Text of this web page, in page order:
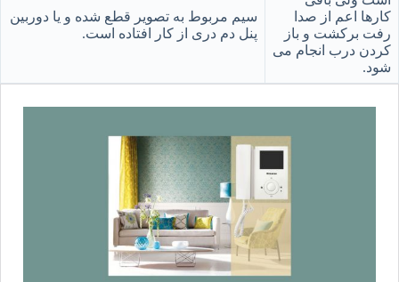
کارها اعم از صدا
رفت برکشت و باز
کردن درب انجام می
شود.
سیم مربوط به تصویر قطع شده و یا دوربین
پنل دم دری از کار افتاده است.